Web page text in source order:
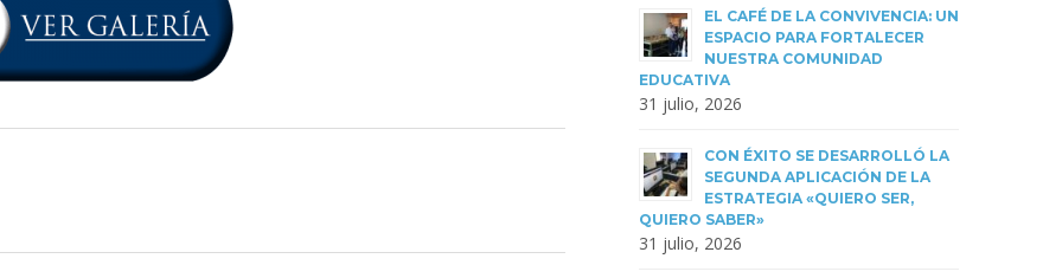
EL CAFÉ DE LA CONVIVENCIA: UN
ESPACIO PARA FORTALECER
NUESTRA COMUNIDAD
EDUCATIVA
31 julio, 2026
CON ÉXITO SE DESARROLLÓ LA
SEGUNDA APLICACIÓN DE LA
ESTRATEGIA «QUIERO SER,
QUIERO SABER»
31 julio, 2026